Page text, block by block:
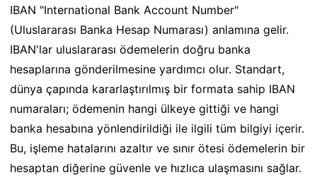
IBAN "International Bank Account Number"
(Uluslararası Banka Hesap Numarası) anlamına gelir.
IBAN'lar uluslararası ödemelerin doğru banka
hesaplarına gönderilmesine yardımcı olur. Standart,
dünya çapında kararlaştırılmış bir formata sahip IBAN
numaraları; ödemenin hangi ülkeye gittiği ve hangi
banka hesabına yönlendirildiği ile ilgili tüm bilgiyi içerir.
Bu, işleme hatalarını azaltır ve sınır ötesi ödemelerin bir
hesaptan diğerine güvenle ve hızlıca ulaşmasını sağlar.